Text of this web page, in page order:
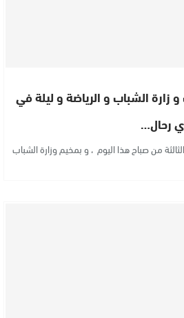
الشباب و الرياضة و ليلة في
رحال…
من صباح هذا اليوم ، و بمخيم وزارة الشباب